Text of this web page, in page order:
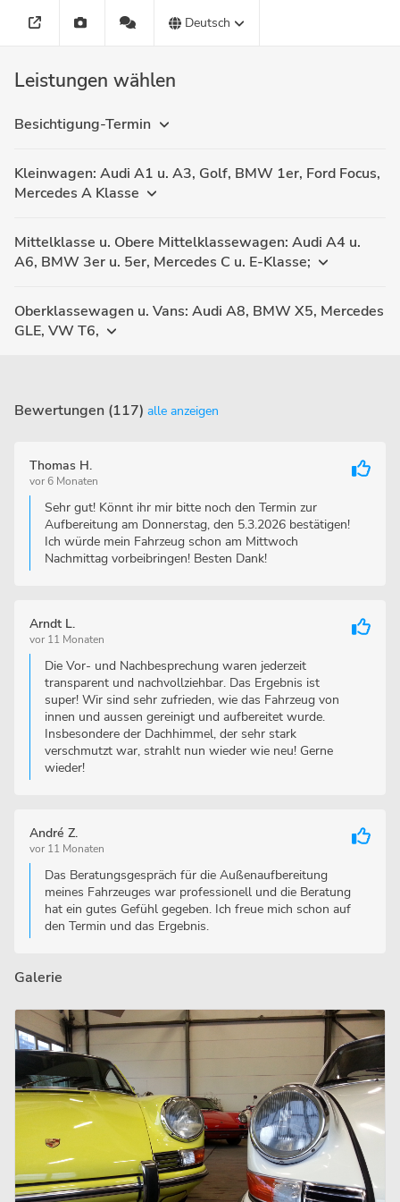
Deutsch
Leistungen wählen
Besichtigung-Termin
Kleinwagen: Audi A1 u. A3, Golf, BMW 1er, Ford Focus,
Mercedes A Klasse
Mittelklasse u. Obere Mittelklassewagen: Audi A4 u.
A6, BMW 3er u. 5er, Mercedes C u. E-Klasse;
Oberklassewagen u. Vans: Audi A8, BMW X5, Mercedes
GLE, VW T6,
Bewertungen (117) alle anzeigen
Thomas H.
vor 6 Monaten
Sehr gut! Könnt ihr mir bitte noch den Termin zur
Aufbereitung am Donnerstag, den 5.3.2026 bestätigen!
Ich würde mein Fahrzeug schon am Mittwoch
Nachmittag vorbeibringen! Besten Dank!
Arndt L.
vor 11 Monaten
Die Vor- und Nachbesprechung waren jederzeit
transparent und nachvollziehbar. Das Ergebnis ist
super! Wir sind sehr zufrieden, wie das Fahrzeug von
innen und aussen gereinigt und aufbereitet wurde.
Insbesondere der Dachhimmel, der sehr stark
verschmutzt war, strahlt nun wieder wie neu! Gerne
wieder!
André Z.
vor 11 Monaten
Das Beratungsgespräch für die Außenaufbereitung
meines Fahrzeuges war professionell und die Beratung
hat ein gutes Gefühl gegeben. Ich freue mich schon auf
den Termin und das Ergebnis.
Galerie